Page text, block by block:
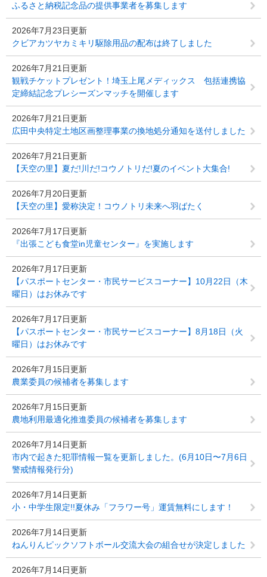
ふるさと納税記念品の提供事業者を募集します
2026年7月23日更新
クビアカツヤカミキリ駆除用品の配布は終了しました
2026年7月21日更新
観戦チケットプレゼント！埼玉上尾メディックス 包括連携協
定締結記念プレシーズンマッチを開催します
2026年7月21日更新
広田中央特定土地区画整理事業の換地処分通知を送付しました
2026年7月21日更新
【天空の里】夏だ!川だ!コウノトリだ!夏のイベント大集合!
2026年7月20日更新
【天空の里】愛称決定！コウノトリ未来へ羽ばたく
2026年7月17日更新
『出張こども食堂in児童センター』を実施します
2026年7月17日更新
【パスポートセンター・市民サービスコーナー】10月22日（木
曜日）はお休みです
2026年7月17日更新
【パスポートセンター・市民サービスコーナー】8月18日（火
曜日）はお休みです
2026年7月15日更新
農業委員の候補者を募集します
2026年7月15日更新
農地利用最適化推進委員の候補者を募集します
2026年7月14日更新
市内で起きた犯罪情報一覧を更新しました。(6月10日〜7月6日
警戒情報発行分)
2026年7月14日更新
小・中学生限定!!夏休み「フラワー号」運賃無料にします！
2026年7月14日更新
ねんりんピックソフトボール交流大会の組合せが決定しました
2026年7月14日更新